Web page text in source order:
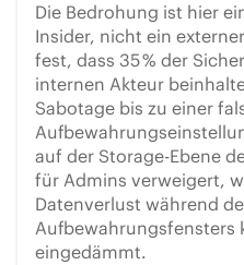
Die Bedrohung ist hier
Insider, nicht ein
fest, dass 35 % der
internen Akteur
Sabotage bis zu einer
auf der Storage-Ebene
für Admins verweigert,
Datenverlust während
Aufbewahrungsfensters
eingedämmt.